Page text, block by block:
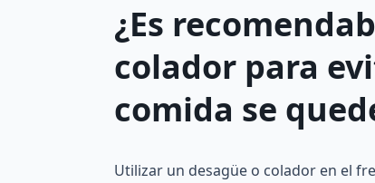
¿Es
colador para
comida se
Utilizar un desagüe o colador en el